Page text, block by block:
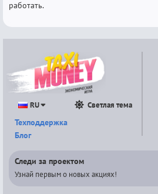
работать.
RU Светлая тема
Техподдержка
Блог
Следи за проектом
Узнай первым о новых акциях!